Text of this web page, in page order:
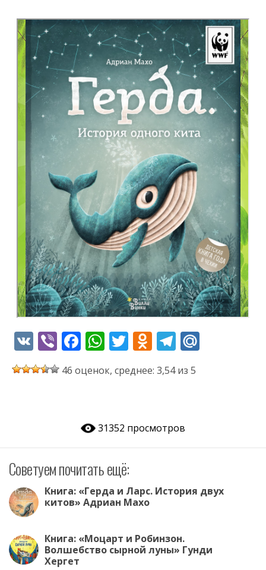
V
K
Vi
b
er
F
e
o
o
k
W
at
p
p
T
itt
O
d
n
as
s
ki
T
e
m
46 оценок, среднее: 3,54 из 5
31352 просмотров
Советуем почитать ещё:
Книга: «Герда и Ларс. История двух
китов» Адриан Махо
Книга: «Моцарт и Робинзон.
Волшебство сырной луны» Гунди
Хергет